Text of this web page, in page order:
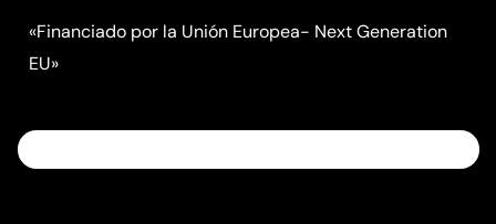
«Financiado por la Unión Europea- Next Generation
EU»